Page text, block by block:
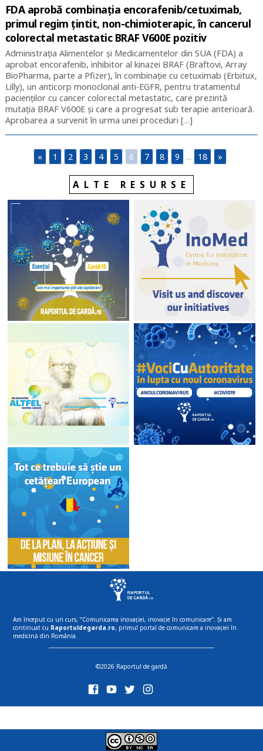
FDA aprobă combinația encorafenib/cetuximab,
primul regim țintit, non-chimioterapic, în cancerul
colorectal metastatic BRAF V600E pozitiv
Administrația Alimentelor și Medicamentelor din SUA (FDA) a
aprobat encorafenib, inhibitor al kinazei BRAF (Braftovi, Array
BioPharma, parte a Pfizer), în combinație cu cetuximab (Erbitux,
Lilly), un anticorp monoclonal anti-EGFR, pentru tratamentul
pacienților cu cancer colorectal metastatic, care prezintă
mutația BRAF V600E și care a progresat sub terapie anterioară.
Aprobarea a survenit în urma unei proceduri […]
« 1 2 3 4 5 6 7 8 9 ... 18 »
ALTE RESURSE
Am început cu un curs, “Comunicarea inovației, inovație în comunicare”. Și am
continuat cu Raportuldegarda.ro, primul portal de comunicare a inovației în
medicină din România.
©2026 Raportul de gardă